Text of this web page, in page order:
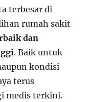
terbesar di
rumah sakit
dan
. Baik untuk
kondisi
terus
medis terkini.